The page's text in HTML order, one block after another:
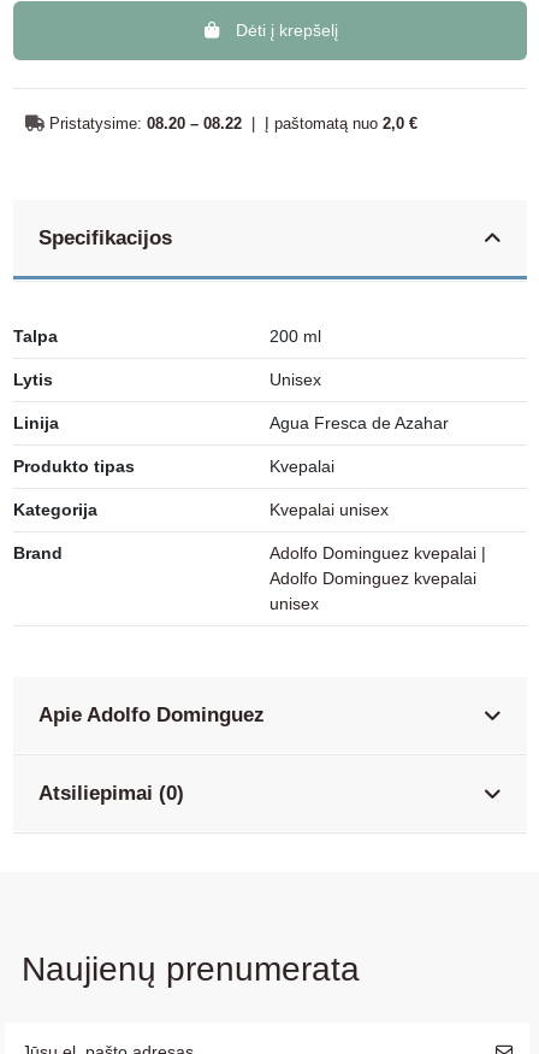
Dėti į krepšelį
Pristatysime: 08.20 – 08.22 | Į paštomatą nuo 2,0 €
Specifikacijos
Talpa 200 ml
Lytis Unisex
Linija Agua Fresca de Azahar
Produkto tipas Kvepalai
Kategorija Kvepalai unisex
Brand Adolfo Dominguez kvepalai |
Adolfo Dominguez kvepalai
unisex
Apie Adolfo Dominguez
Atsiliepimai (0)
Naujienų prenumerata